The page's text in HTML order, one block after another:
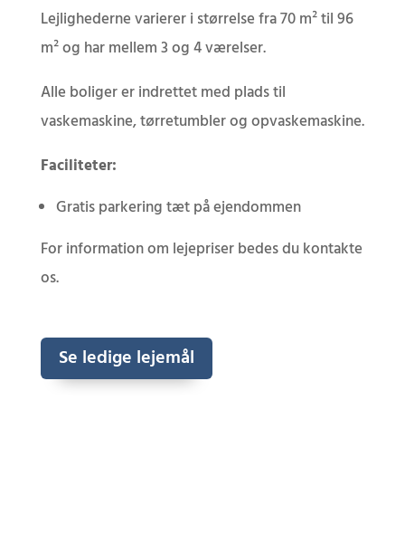
Lejlighederne varierer i størrelse fra 70 m² til 96
m² og har mellem 3 og 4 værelser.
Alle boliger er indrettet med plads til
vaskemaskine, tørretumbler og opvaskemaskine.
Faciliteter:
Gratis parkering tæt på ejendommen
For information om lejepriser bedes du kontakte
os.
Se ledige lejemål